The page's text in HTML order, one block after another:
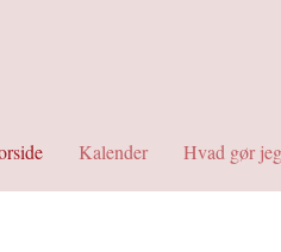
Kalender Hvad gør